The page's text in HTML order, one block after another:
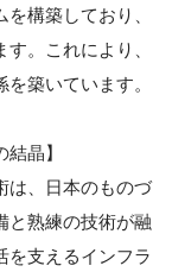
構築しており、
。これにより、
築いています。
晶】
は、日本のものづ
と熟練の技術が融
を支えるインフラ